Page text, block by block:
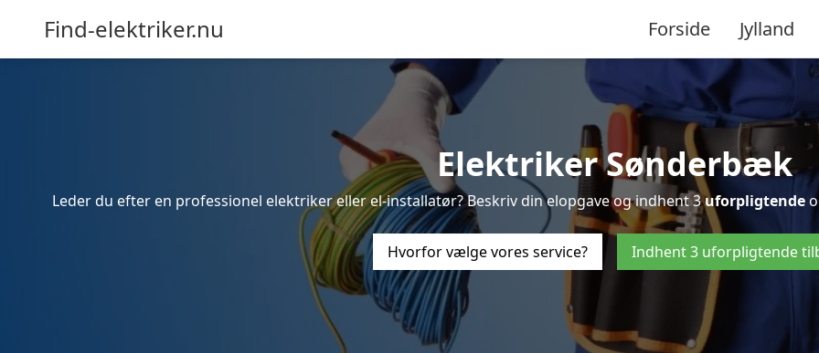
Find-elektriker.nu Forside Jylland
Elektriker Sønderbæk
Leder du efter en professionel elektriker eller el-installatør? Beskriv din elopgave og indhent 3uforpligtende
Hvorfor vælge vores service? Indhent 3 uforpligtende